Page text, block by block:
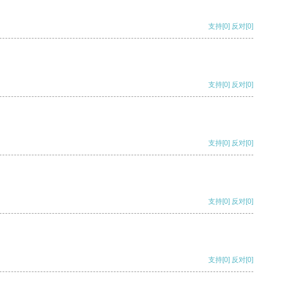
支持[0] 反对[0]
支持[0] 反对[0]
支持[0] 反对[0]
支持[0] 反对[0]
支持[0] 反对[0]